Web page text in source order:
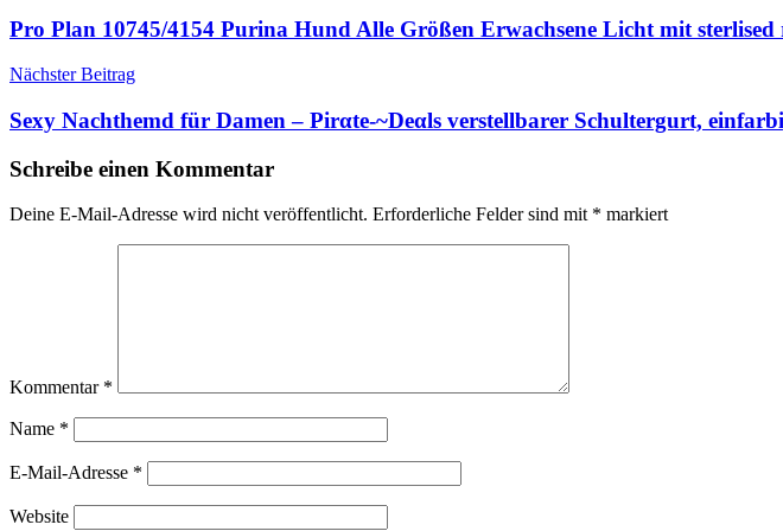
Pro Plan 10745/4154 Purina Hund Alle Größen Erwachsene Licht mit
Nächster Beitrag
Sexy Nachthemd für Damen – Pirαtе-~Dеαls verstellbarer Schultergurt,
Schreibe einen Kommentar
Deine E-Mail-Adresse wird nicht veröffentlicht. Erforderliche Felder sind mit * markiert
Kommentar *
Name *
E-Mail-Adresse *
Website